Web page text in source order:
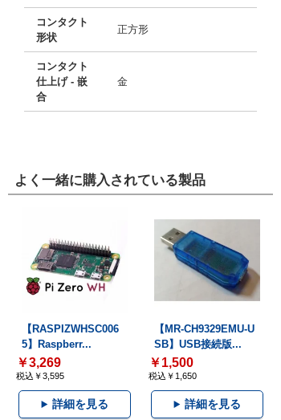
コンタクト
形状
正方形
コンタクト
仕上げ - 嵌
合
金
よく一緒に購入されている製品
【RASPIZWHSC006
5】Raspberr...
￥3,269
税込￥3,595
詳細を見る
【MR-CH9329EMU-U
SB】USB接続版...
￥1,500
税込￥1,650
詳細を見る